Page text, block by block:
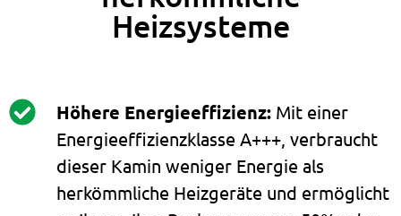
Heizsysteme
Höhere Energieeffizienz:Mit einer
Energieeffizienzklasse A+++, verbraucht
dieser Kamin weniger Energie als
herkömmliche Heizgeräte und ermöglicht